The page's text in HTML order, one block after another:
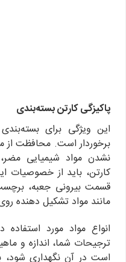
پاکیزگی کارتن بسته‌بندی
این ویژگی برای
برخوردار است. محافظت از
نشدن مواد شیمیایی
کارتن، باید از خصوصیات
قسمت بیرونی جعبه،
مانند مواد تشکیل دهنده
انواع مواد مورد
ترجیحات شما، اندازه و
است در آن نگهداری